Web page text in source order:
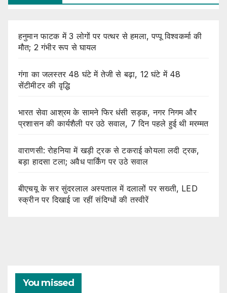
हनुमान फाटक में 3 लोगों पर पत्थर से हमला, पप्पू विश्वकर्मा की
मौत; 2 गंभीर रूप से घायल
गंगा का जलस्तर 48 घंटे में तेजी से बढ़ा, 12 घंटे में 48
सेंटीमीटर की वृद्धि
भारत सेवा आश्रम के सामने फिर धंसी सड़क, नगर निगम और
प्रशासन की कार्यशैली पर उठे सवाल, 7 दिन पहले हुई थी मरम्मत
वाराणसी: रोहनिया में खड़ी ट्रक से टकराई कोयला लदी ट्रक,
बड़ा हादसा टला; अवैध पार्किंग पर उठे सवाल
बीएचयू के सर सुंदरलाल अस्पताल में दलालों पर सख्ती, LED
स्क्रीन पर दिखाई जा रहीं संदिग्धों की तस्वीरें
You missed